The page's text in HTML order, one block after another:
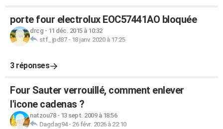
porte four electrolux EOC57441AO bloquée
drcg - 11 déc. 2015 à 10:32
stf_jpd87- 18 janv. 2020 à 17:25
3 réponses
Four Sauter verrouillé, comment enlever
l'icone cadenas ?
natzou78- 13 sept. 2009 à 18:56
Dagdag94- 26 févr. 2026 à 22:10